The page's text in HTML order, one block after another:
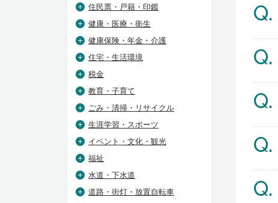
Q.
Q.
Q.
Q.
Q.
住民票・戸籍・印鑑
健康・医療・衛生
健康保険・年金・介護
住宅・生活環境
税金
教育・子育て
ごみ・清掃・リサイクル
生涯学習・スポーツ
イベント・文化・観光
福祉
水道・下水道
道路・街灯・放置自転車